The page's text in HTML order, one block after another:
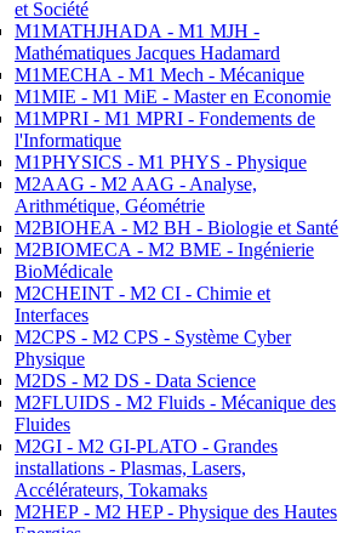
et Société
M1MATHJHADA - M1 MJH -
Mathématiques Jacques Hadamard
M1MECHA - M1 Mech - Mécanique
M1MIE - M1 MiE - Master en Economie
M1MPRI - M1 MPRI - Fondements de
l'Informatique
M1PHYSICS - M1 PHYS - Physique
M2AAG - M2 AAG - Analyse,
Arithmétique, Géométrie
M2BIOHEA - M2 BH - Biologie et Santé
M2BIOMECA - M2 BME - Ingénierie
BioMédicale
M2CHEINT - M2 CI - Chimie et
Interfaces
M2CPS - M2 CPS - Système Cyber
Physique
M2DS - M2 DS - Data Science
M2FLUIDS - M2 Fluids - Mécanique des
Fluides
M2GI - M2 GI-PLATO - Grandes
installations - Plasmas, Lasers,
Accélérateurs, Tokamaks
M2HEP - M2 HEP - Physique des Hautes